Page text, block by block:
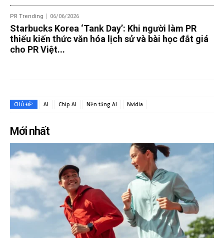
PR Trending 06/06/2026
Starbucks Korea ‘Tank Day’: Khi người làm PR
thiếu kiến thức văn hóa lịch sử và bài học đắt giá
cho PR Việt...
CHỦ ĐỀ: AI Chip AI Nền tảng AI Nvidia
Mới nhất